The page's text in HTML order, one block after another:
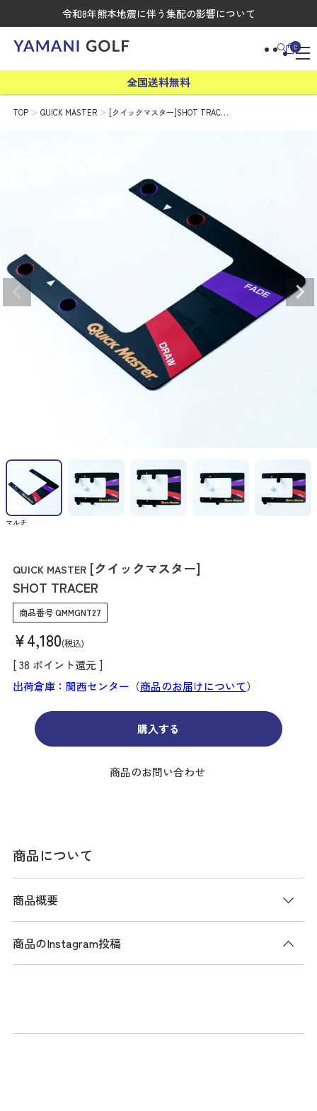
令和8年熊本地震に伴う集配の影響について
0
全国送料無料
TOP QUICK MASTER [クイックマスター]SHOT TRAC…
マルチ
QUICK MASTER [クイックマスター]
SHOT TRACER
商品番号QMMGNT27
¥4,180 税込
[38 ポイント還元 ]
出荷倉庫：関西センター（商品のお届けについて）
購入する
商品のお問い合わせ
商品について
商品概要
商品説明
商品のInstagram投稿